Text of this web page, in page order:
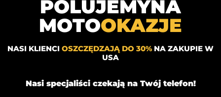
POLUJEMYNA
MOTOOKAZJE
NASI KLIENCI OSZCZĘDZAJĄ DO 30% NA ZAKUPIE W
USA
Nasi specjaliści czekają na Twój telefon!